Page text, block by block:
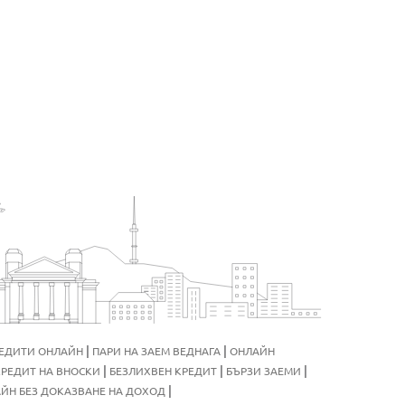
ОНЛАЙН | ПАРИ НА ЗАЕМ ВЕДНАГА | ОНЛАЙН
НА ВНОСКИ | БЕЗЛИХВЕН КРЕДИТ | БЪРЗИ ЗАЕМИ |
БЕЗ ДОКАЗВАНЕ НА ДОХОД |